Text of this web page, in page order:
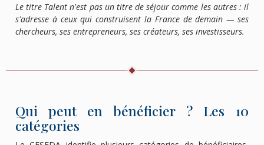
Le titre Talent n'est pas un titre de séjour comme les autres : il
s'adresse à ceux qui construisent la France de demain — ses
chercheurs, ses entrepreneurs, ses créateurs, ses investisseurs.
Qui peut en bénéficier ? Les 10
catégories